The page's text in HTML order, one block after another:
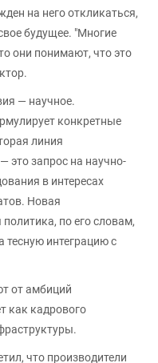
на него откликаться,
будущее. "Многие
они понимают, что это
— научное.
конкретные
линия
это запрос на научно-
в интересах
Новая
по его словам,
тесную интеграцию с
от амбиций
как кадрового
что производители